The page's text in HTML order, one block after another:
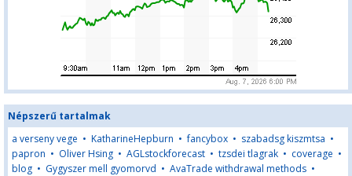
Népszerű tartalmak
a verseny vege • KatharineHepburn •fancybox • szabadsg kiszmtsa •
papron • Oliver Hsing • AGLstockforecast • tzsdei tlagrak • coverage •
blog • Gygyszer mell gyomorvd • AvaTrade withdrawal methods •